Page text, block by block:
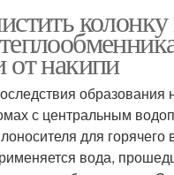
от накипи
образования
с центральным
для
вода,